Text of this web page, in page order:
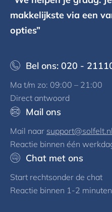
makkelijkste via een
opties”
Bel ons: 020 -
Ma t/m zo: 09:00 – 21:00
Direct antwoord
Mail ons
Mail naar support@solfelt.nl
Reactie binnen één
Chat met ons
Start rechtsonder de chat
Reactie binnen 1-2 minuten